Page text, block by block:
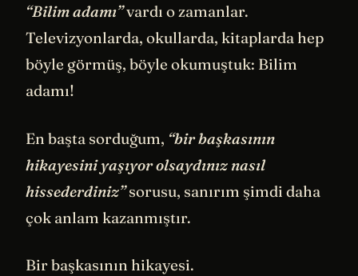
“Bilim adamı”vardı o zamanlar.
Televizyonlarda, okullarda, kitaplarda hep
böyle görmüş, böyle okumuştuk: Bilim
adamı!
En başta sorduğum, “bir başkasının
hikayesini yaşıyor olsaydınız nasıl
hissederdiniz”sorusu, sanırım şimdi daha
çok anlam kazanmıştır.
Bir başkasının hikayesi.